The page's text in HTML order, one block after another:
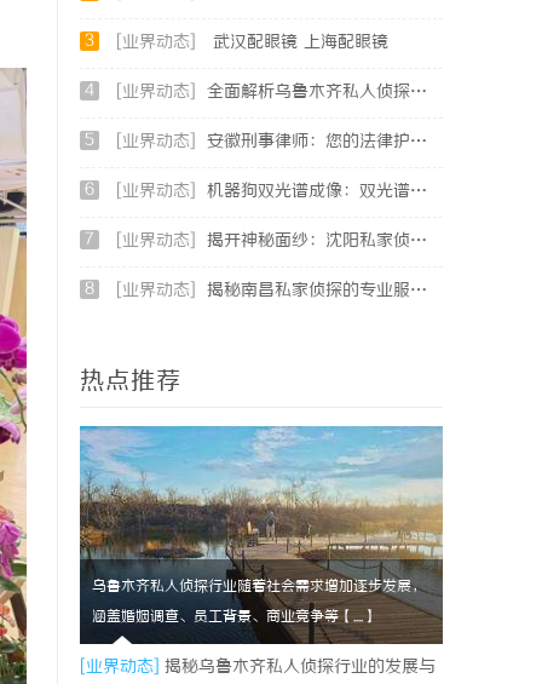
3 [业界动态] 武汉配眼镜 上海配眼镜
4 [业界动态] 全面解析乌鲁木齐私人侦探服务的优势与应用
5 [业界动态] 安徽刑事律师：您的法律护航者
6 [业界动态] 机器狗双光谱成像：双光谱融合感知，筑牢工矿机器狗全域巡检识别能力
7 [业界动态] 揭开神秘面纱：沈阳私家侦探行业的现状与发展
8 [业界动态] 揭秘南昌私家侦探的专业服务与行业现状全面解析
热点推荐
乌鲁木齐私人侦探行业随着社会需求增加逐步发展，
涵盖婚姻调查、员工背景、商业竞争等【....】
[业界动态] 揭秘乌鲁木齐私人侦探行业的发展与